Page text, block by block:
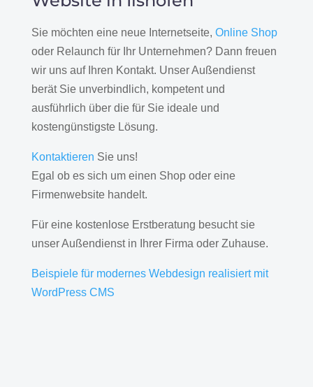
Sie möchten eine neue Internetseite, Online Shop
oder Relaunch für Ihr Unternehmen? Dann freuen
wir uns auf Ihren Kontakt. Unser Außendienst
berät Sie unverbindlich, kompetent und
ausführlich über die für Sie ideale und
kostengünstigste Lösung.
Kontaktieren Sie uns!
Egal ob es sich um einen Shop oder eine
Firmenwebsite handelt.
Für eine kostenlose Erstberatung besucht sie
unser Außendienst in Ihrer Firma oder Zuhause.
Beispiele für modernes Webdesign realisiert mit
WordPress CMS